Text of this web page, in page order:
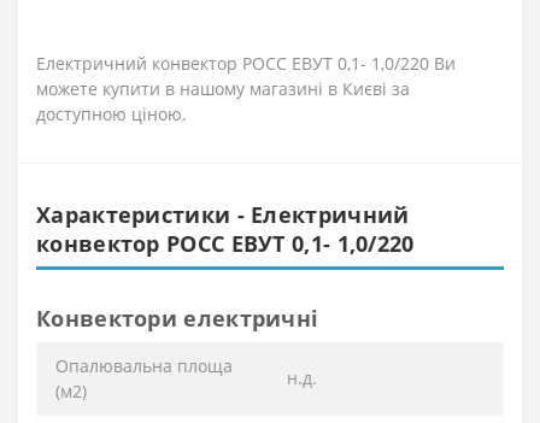
Електричний конвектор РОСС ЕВУТ 0,1- 1,0/220 Ви
можете купити в нашому магазині в Києві за
доступною ціною.
Характеристики - Електричний
конвектор РОСС ЕВУТ 0,1- 1,0/220
Конвектори електричні
Опалювальна площа
(м2)
н.д.